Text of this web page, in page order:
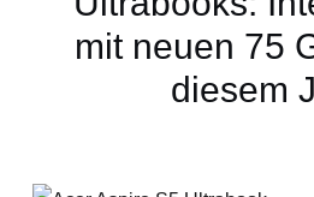
mit neuen 75
diesem